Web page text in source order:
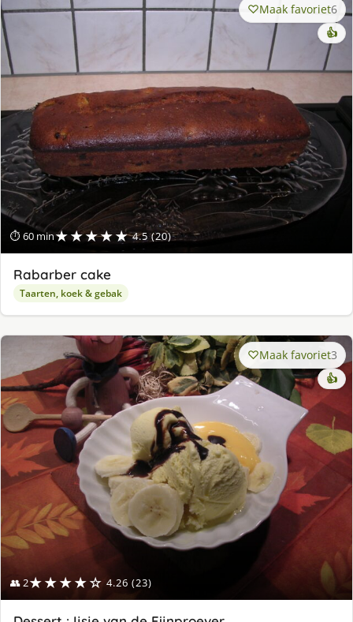
⏱ 60 min★★★★★ 4.5 (20)
Maak favoriet6
👍
Rabarber cake
Taarten, koek & gebak
👥 2★★★★☆ 4.26 (23)
Maak favoriet3
👍